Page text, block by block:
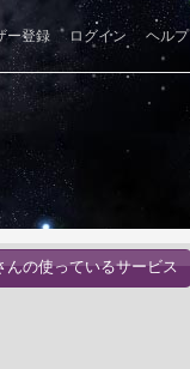
ー登録 ログイン ヘルプ
んの使っているサービス